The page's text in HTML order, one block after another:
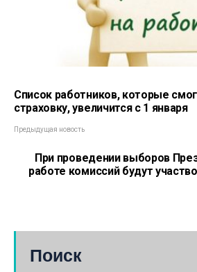
Список работников, которые
страховку, увеличится с 1 января
Предыдущая новость
При проведении выборов
работе комиссий будут
Поиск